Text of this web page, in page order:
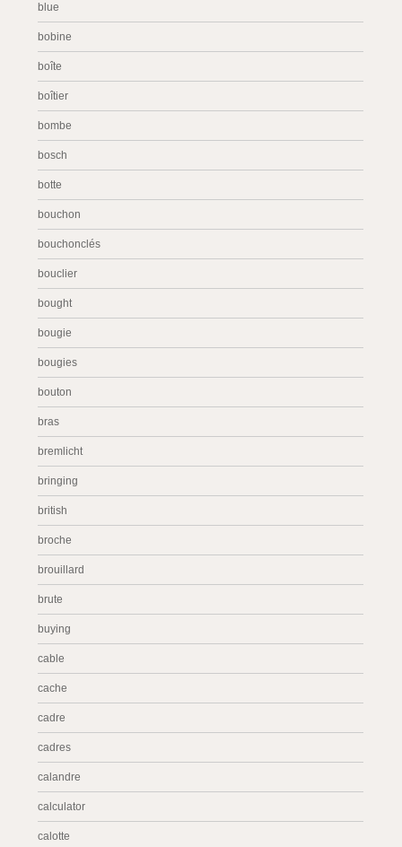
blue
bobine
boîte
boîtier
bombe
bosch
botte
bouchon
bouchonclés
bouclier
bought
bougie
bougies
bouton
bras
bremlicht
bringing
british
broche
brouillard
brute
buying
cable
cache
cadre
cadres
calandre
calculator
calotte